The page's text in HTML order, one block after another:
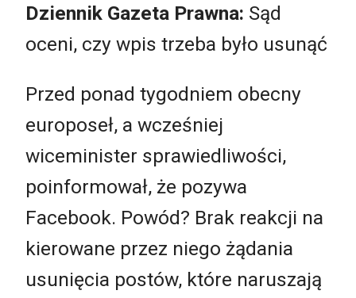
Dziennik Gazeta Prawna: Sąd
oceni, czy wpis trzeba było usunąć
Przed ponad tygodniem obecny
europoseł, a wcześniej
wiceminister sprawiedliwości,
poinformował, że pozywa
Facebook. Powód? Brak reakcji na
kierowane przez niego żądania
usunięcia postów, które naruszają